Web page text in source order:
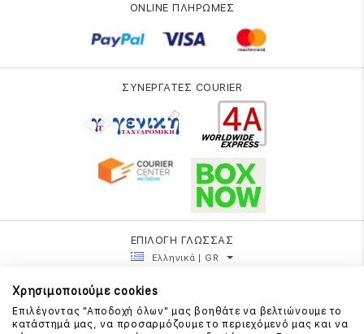
ONLINE ΠΛΗΡΩΜΕΣ
ΣΥΝΕΡΓΑΤΕΣ COURIER
ΕΠΙΛΟΓΗ ΓΛΩΣΣΑΣ
Ελληνικά | GR
Χρησιμοποιούμε cookies
Επιλέγοντας "Αποδοχή όλων" μας βοηθάτε να βελτιώνουμε το
κατάστημά μας, να προσαρμόζουμε το περιεχόμενό μας και να